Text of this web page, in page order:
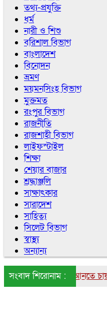
তথ্য-প্রযুক্তি
ধর্ম
নারী ও শিশু
বরিশাল বিভাগ
বাংলাদেশ
বিনোদন
ভ্রমণ
ময়মনসিংহ বিভাগ
মুক্তমত
রংপুর বিভাগ
রাজনীতি
রাজশাহী বিভাগ
লাইফস্টাইল
শিক্ষা
শেয়ার বাজার
শ্রদ্ধাঞ্জলি
সাক্ষাৎকার
সারাদেশ
সাহিত্য
সিলেট বিভাগ
স্বাস্থ্য
অন্যান্য
সংবাদ শিরোনাম :
বাংলাদেশে আনতে চায় সরকার